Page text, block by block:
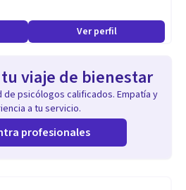
Ver perfil
viaje de bienestar
de psicólogos calificados. Empatía y
a tu servicio.
profesionales